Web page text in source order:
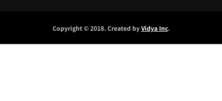
Copyright © 2018. Created byVidya Inc.